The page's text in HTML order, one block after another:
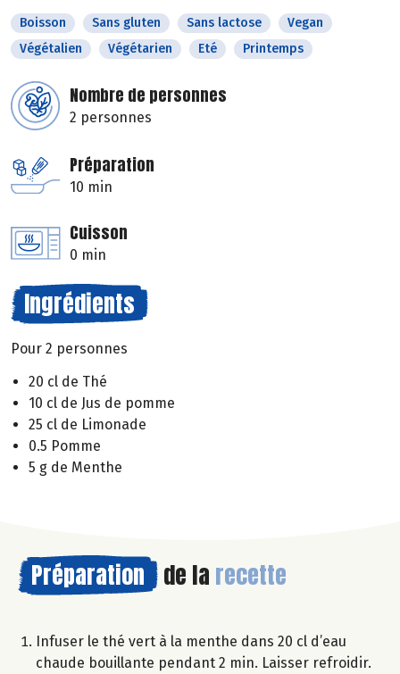
Boisson Sans gluten Sans lactose
Vegan
Végétalien
Végétarien Eté Printemps
Nombre de personnes
2 personnes
Préparation
10 min
Cuisson
0 min
Ingrédients
Pour 2 personnes
20 cl de Thé
10 cl de Jus de pomme
25 cl de Limonade
0.5 Pomme
5 g de Menthe
Préparation de la recette
Infuser le thé vert à la menthe dans 20 cl d’eau
chaude bouillante pendant 2 min. Laisser refroidir.